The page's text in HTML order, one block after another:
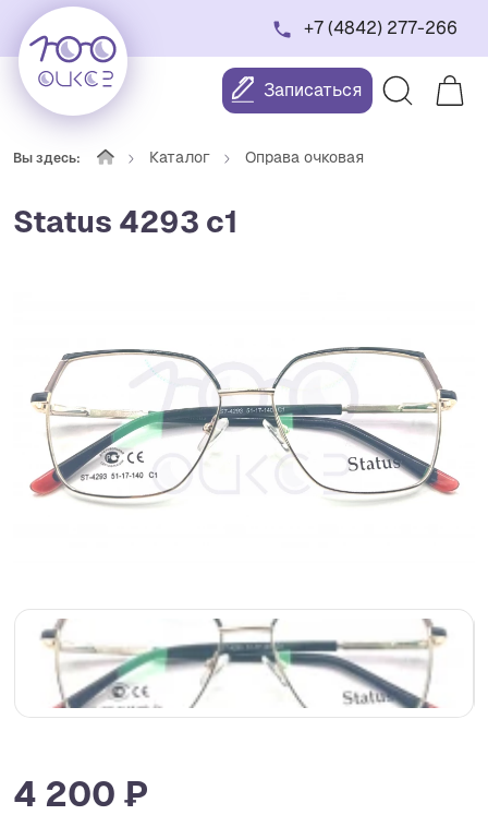
+7 (4842) 277-266
Записаться
Вы здесь: Каталог Оправа очковая
Status 4293 c1
4 200 ₽